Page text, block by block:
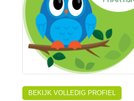
BEKIJK VOLLEDIG PROFIEL